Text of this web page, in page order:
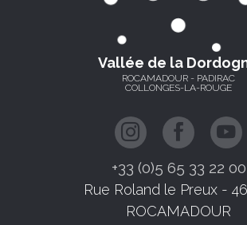
Vallée de la
ROCAMADOUR - PADIRAC
COLLONGES-LA-ROUGE
+33 (0)5 65 33 22 00
Rue Roland le Preux -
ROCAMADOUR